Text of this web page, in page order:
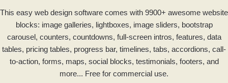
This easy web design software comes with 9900+ awesome website
blocks: image galleries, lightboxes, image sliders, bootstrap
carousel, counters, countdowns, full-screen intros, features, data
tables, pricing tables, progress bar, timelines, tabs, accordions, call-
to-action, forms, maps, social blocks, testimonials, footers, and
more... Free for commercial use.